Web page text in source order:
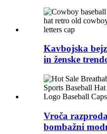
Kavbojska
in ženske
Vroča
bombažni